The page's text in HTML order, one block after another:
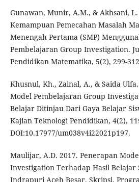
Gunawan, Munir, A.M., & Akhsani,
Kemampuan Pemecahan Masalah
Menengah Pertama (SMP)
Pembelajaran Group Investigation.
Pendidikan Matematika, 5(2), 299-
Khusnul, Kh., Zainal, A., & Saida
Model Pembelajaran Group
Belajar Ditinjau Dari Gaya Belajar
Kajian Teknologi Pendidikan, 4(2),
DOI:10.17977/um038v4i22021p197.
Maulijar, A.D. 2017. Penerapan
Investigation Terhadap Hasil Belajar
Indrapuri Aceh Besar. Skripsi.